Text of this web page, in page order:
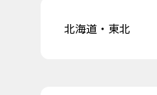
北海道・東北